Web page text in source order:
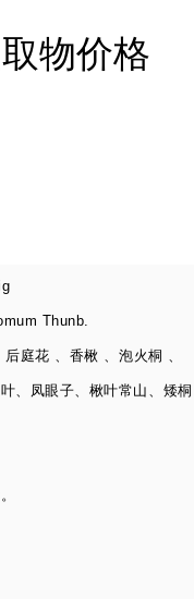
物价格
Thunb.
庭花 、香楸 、泡火桐 、
、凤眼子、楸叶常山、矮桐